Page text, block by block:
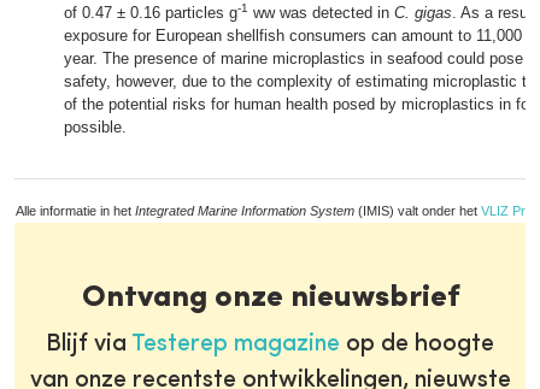
of 0.47 ± 0.16 particles g-1 ww was detected in C. gigas. As a
exposure for European shellfish consumers can amount to 11,000
year. The presence of marine microplastics in seafood could pose
safety, however, due to the complexity of estimating microplastic
of the potential risks for human health posed by microplastics in
possible.
Alle informatie in het Integrated Marine Information System (IMIS) valt onder het VLIZ
Ontvang onze nieuwsbrief
Blijf via Testerep magazine op de hoogte
van onze recentste ontwikkelingen, nieuwste